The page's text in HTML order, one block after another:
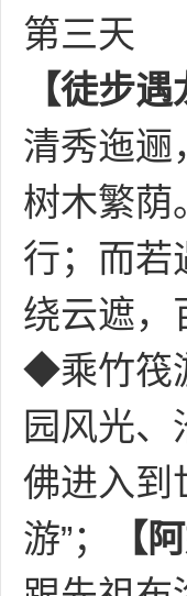
第三天
【徒步遇
清秀迤逦
树木繁荫
行；而若
绕云遮，
◆乘竹筏
园风光
佛进入到
游”；
【